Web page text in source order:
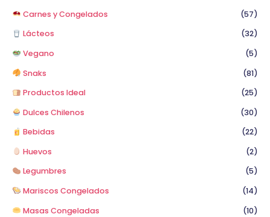
Carnes y Congelados
(57)
Lácteos
(32)
Vegano
(5)
Snaks
(81)
Productos Ideal
(25)
Dulces Chilenos
(30)
Bebidas
(22)
Huevos
(2)
Legumbres
(5)
Mariscos Congelados
(14)
Masas Congeladas
(10)